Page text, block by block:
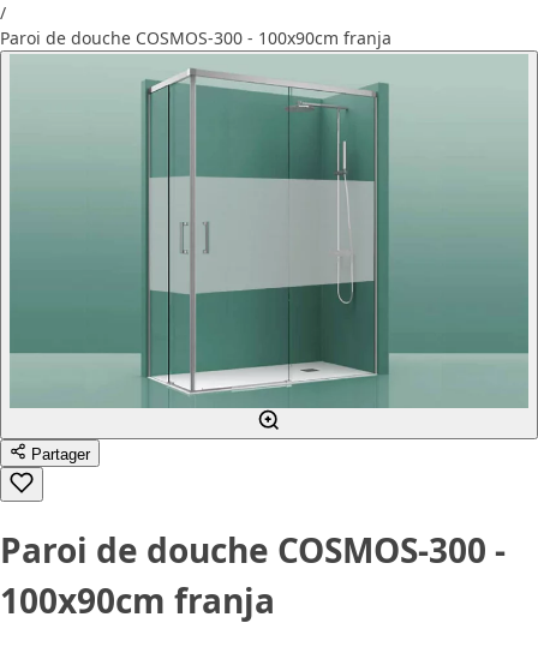
/
Paroi de douche COSMOS-300 - 100x90cm franja
Partager
Paroi de douche COSMOS-300 -
100x90cm franja